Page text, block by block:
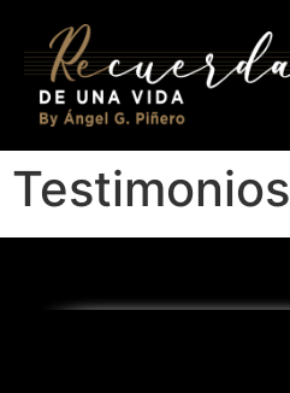
Testimonios